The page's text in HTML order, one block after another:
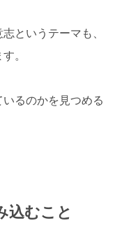
というテーマも、
。
るのかを見つめる
込むこと